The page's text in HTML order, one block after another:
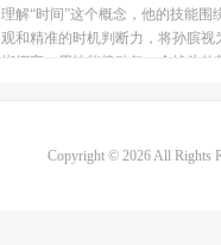
理解“时间”这个概念，他的技能
观和精准的时机判断力，将孙膑视
指挥家，用技能拨动每一个战斗的
Copyright © 2026 All Rights